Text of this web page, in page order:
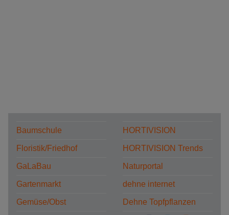
Baumschule
Floristik/Friedhof
GaLaBau
Gartenmarkt
Gemüse/Obst
HORTIVISION
HORTIVISION Trends
Naturportal
dehne internet
Dehne Topfpflanzen